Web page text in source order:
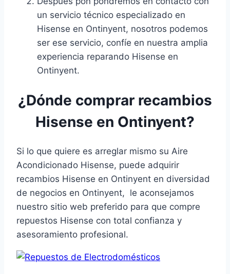
un servicio técnico especializado en
Hisense en Ontinyent, nosotros podemos
ser ese servicio, confíe en nuestra amplia
experiencia reparando Hisense en
Ontinyent.
¿Dónde comprar recambios
Hisense en Ontinyent?
Si lo que quiere es arreglar mismo su Aire
Acondicionado Hisense, puede adquirir
recambios Hisense en Ontinyent en diversidad
de negocios en Ontinyent, le aconsejamos
nuestro sitio web preferido para que compre
repuestos Hisense con total confianza y
asesoramiento profesional.